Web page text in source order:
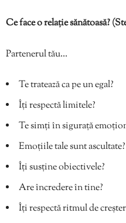
Ce face o relație sănătoasă?
Partenerul tău…
Te tratează ca pe un egal?
Îți respectă limitele?
Te simți în sigurață
Emoțiile tale sunt ascultate?
Îți susține obiectivele?
Are încredere în tine?
Îți respectă ritmul de